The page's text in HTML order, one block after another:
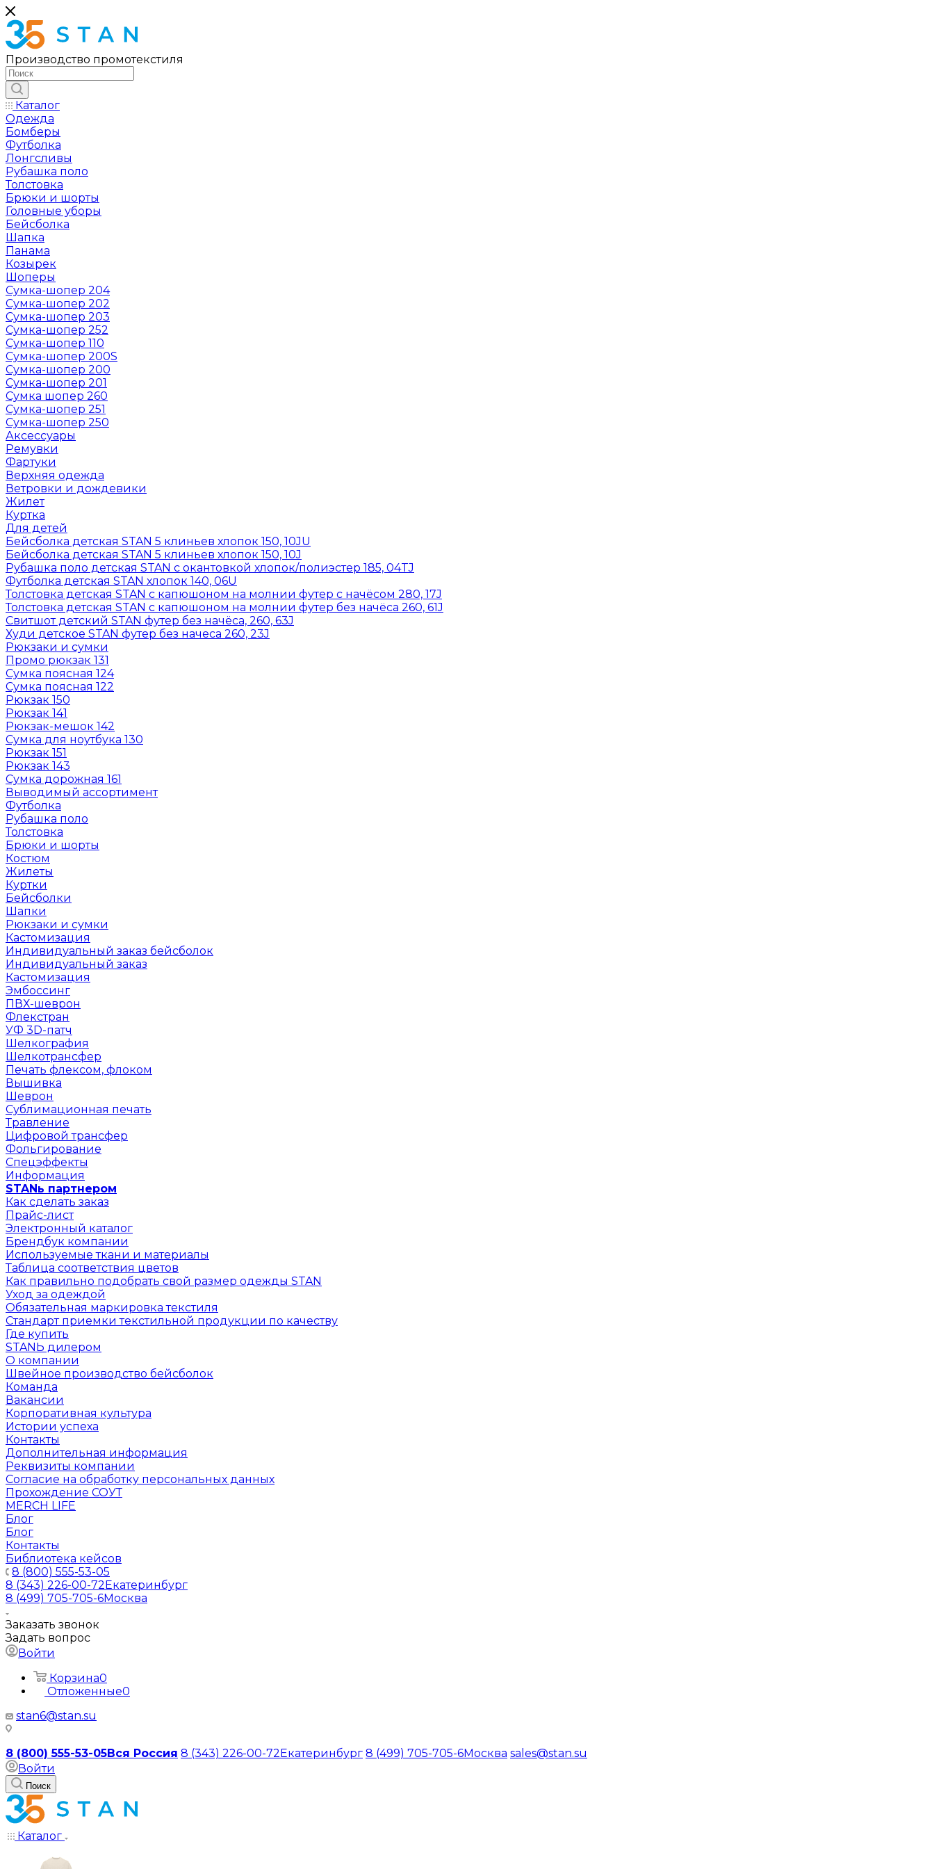
Производство промотекстиля
Каталог
Одежда
Бомберы
Футболка
Лонгсливы
Рубашка поло
Толстовка
Брюки и шорты
Головные уборы
Бейсболка
Шапка
Панама
Козырек
Шоперы
Сумка-шопер 204
Сумка-шопер 202
Сумка-шопер 203
Сумка-шопер 252
Сумка-шопер 110
Сумка-шопер 200S
Сумка-шопер 200
Сумка-шопер 201
Сумка шопер 260
Сумка-шопер 251
Сумка-шопер 250
Аксессуары
Ремувки
Фартуки
Верхняя одежда
Ветровки и дождевики
Жилет
Куртка
Для детей
Бейсболка детская STAN 5 клиньев хлопок 150, 10JU
Бейсболка детская STAN 5 клиньев хлопок 150, 10J
Рубашка поло детская STAN с окантовкой хлопок/полиэстер 185, 04TJ
Футболка детская STAN хлопок 140, 06U
Толстовка детская STAN с капюшоном на молнии футер с начёсом 280, 17J
Толстовка детская STAN с капюшоном на молнии футер без начёса 260, 61J
Свитшот детский STAN футер без начёса, 260, 63J
Худи детское STAN футер без начеса 260, 23J
Рюкзаки и сумки
Промо рюкзак 131
Сумка поясная 124
Сумка поясная 122
Рюкзак 150
Рюкзак 141
Рюкзак-мешок 142
Сумка для ноутбука 130
Рюкзак 151
Рюкзак 143
Сумка дорожная 161
Выводимый ассортимент
Футболка
Рубашка поло
Толстовка
Брюки и шорты
Костюм
Жилеты
Куртки
Бейсболки
Шапки
Рюкзаки и сумки
Кастомизация
Индивидуальный заказ бейсболок
Индивидуальный заказ
Кастомизация
Эмбоссинг
ПВХ-шеврон
Флекстран
УФ 3D-патч
Шелкография
Шелкотрансфер
Печать флексом, флоком
Вышивка
Шеврон
Сублимационная печать
Травление
Цифровой трансфер
Фольгирование
Спецэффекты
Информация
STANь партнером
Как сделать заказ
Прайс-лист
Электронный каталог
Брендбук компании
Используемые ткани и материалы
Таблица соответствия цветов
Как правильно подобрать свой размер одежды STAN
Уход за одеждой
Обязательная маркировка текстиля
Стандарт приемки текстильной продукции по качеству
Где купить
STANЬ дилером
О компании
Швейное производство бейсболок
Команда
Вакансии
Корпоративная культура
Истории успеха
Контакты
Дополнительная информация
Реквизиты компании
Согласие на обработку персональных данных
Прохождение СОУТ
MERCH LIFE
Блог
Блог
Контакты
Библиотека кейсов
8 (800) 555-53-05
8 (343) 226-00-72Екатеринбург
8 (499) 705-705-6Москва
Заказать звонок
Задать вопрос
Войти
Корзина0
Отложенные0
stan6@stan.su
8 (800) 555-53-05Вся Россия 8 (343) 226-00-72Екатеринбург 8 (499) 705-705-6Москва sales@stan.su
Войти
Поиск
Каталог